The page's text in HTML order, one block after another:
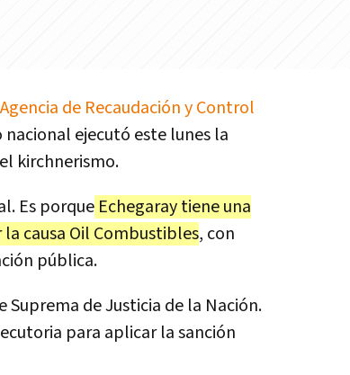
de Recaudación y Control
nacional ejecutó este lunes la
kirchnerismo.
Es porque Echegaray tiene una
causa Oil Combustibles, con
pública.
Suprema de Justicia de la Nación.
para aplicar la sanción